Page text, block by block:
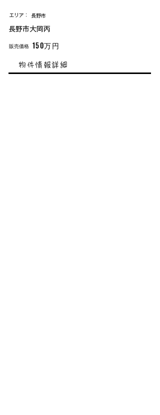
​エリア： 長野市
長野市大岡丙
販売価格 150万円
物件情報詳細